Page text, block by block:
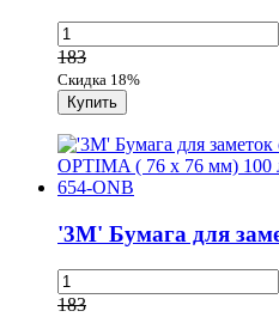
183
Скидка 18%
'3M' Бумага для
183